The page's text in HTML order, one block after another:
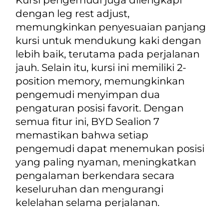
dengan leg rest adjust,
memungkinkan penyesuaian panjang
kursi untuk mendukung kaki dengan
lebih baik, terutama pada perjalanan
jauh. Selain itu, kursi ini memiliki2-
position memory, memungkinkan
pengemudi menyimpan dua
pengaturan posisi favorit. Dengan
semua fitur ini, BYD Sealion 7
memastikan bahwa setiap
pengemudi dapat menemukan posisi
yang paling nyaman, meningkatkan
pengalaman berkendara secara
keseluruhan dan mengurangi
kelelahan selama perjalanan.